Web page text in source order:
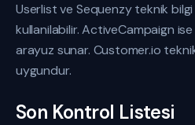
Userlist ve Sequenzy teknik
kullanilabilir. ActiveCampaign
arayuz sunar. Customer.io
uygundur.
Son Kontrol Listesi